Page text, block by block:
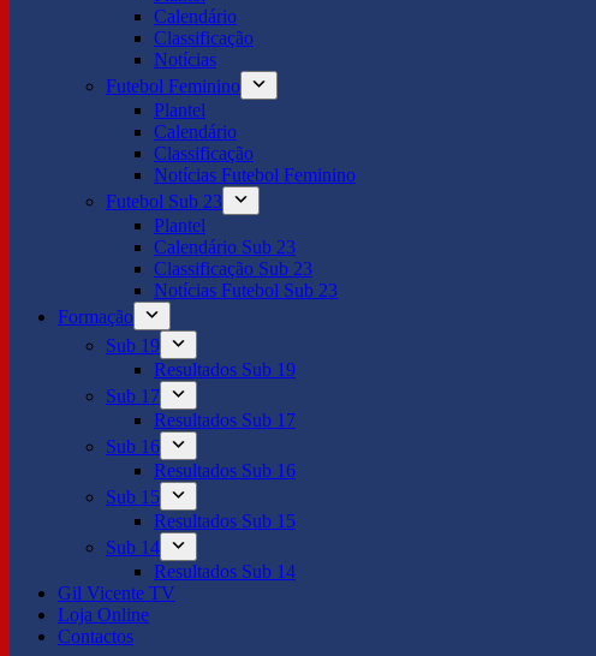
Calendário
Classificação
Notícias
Futebol Feminino
Plantel
Calendário
Classificação
Notícias Futebol Feminino
Futebol Sub 23
Plantel
Calendário Sub 23
Classificação Sub 23
Notícias Futebol Sub 23
Formação
Sub 19
Resultados Sub 19
Sub 17
Resultados Sub 17
Sub 16
Resultados Sub 16
Sub 15
Resultados Sub 15
Sub 14
Resultados Sub 14
Gil Vicente TV
Loja Online
Contactos